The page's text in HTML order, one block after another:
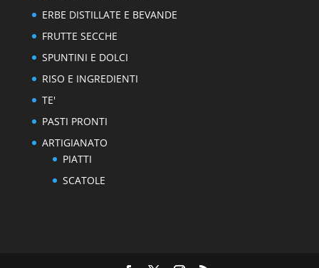
ERBE DISTILLATE E BEVANDE
FRUTTE SECCHE
SPUNTINI E DOLCI
RISO E INGREDIENTI
TE'
PASTI PRONTI
ARTIGIANATO
PIATTI
SCATOLE